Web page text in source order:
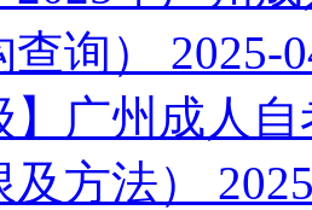
询）
2025-
】广州成人
方法）